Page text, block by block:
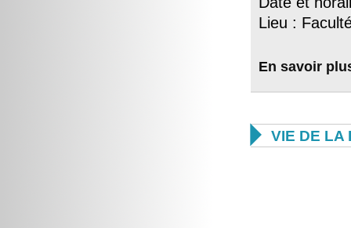
Lieu :
En savoir
 VIE DE LA